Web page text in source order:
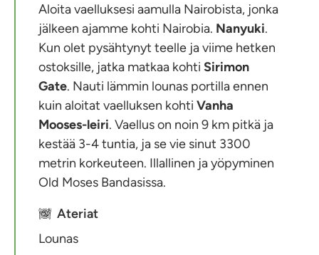
Aloita vaelluksesi aamulla Nairobista, jonka
jälkeen ajamme kohti Nairobia. Nanyuki.
Kun olet pysähtynyt teelle ja viime hetken
ostoksille, jatka matkaa kohti Sirimon
Gate. Nauti lämmin lounas portilla ennen
kuin aloitat vaelluksen kohti Vanha
Mooses-leiri. Vaellus on noin 9 km pitkä ja
kestää 3-4 tuntia, ja se vie sinut 3300
metrin korkeuteen. Illallinen ja yöpyminen
Old Moses Bandasissa.
Ateriat
Lounas